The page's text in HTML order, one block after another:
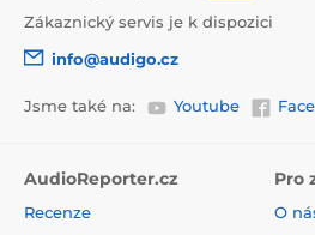
Zákaznický servis je k dispozici
info@audigo.cz
Jsme také na: Youtube
AudioReporter.cz
Recenze
Pro
O